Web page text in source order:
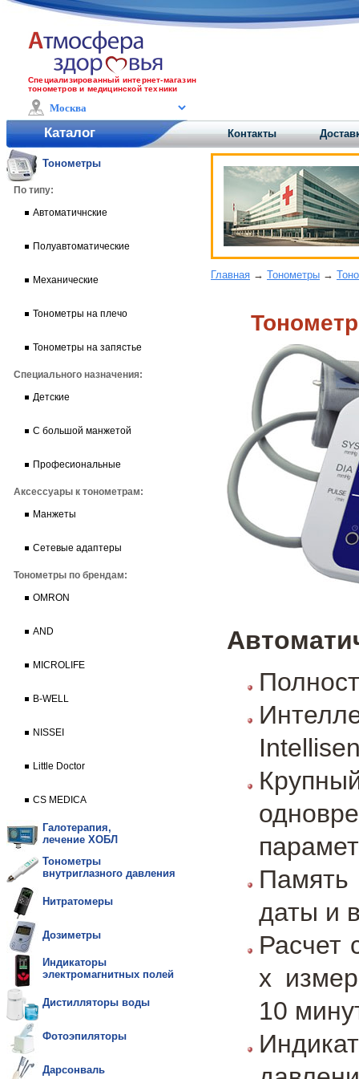
Специализированный интернет-магазин
тонометров и медицинской техники
Каталог Контакты
Тонометры
По типу:
Автоматичнские
Полуавтоматические
Механические
Тонометры на плечо
Тонометры на запястье
Специального назначения:
Детские
С большой манжетой
Професиональные
Аксессуары к тонометрам:
Манжеты
Сетевые адаптеры
Тонометры по брендам:
OMRON
AND
MICROLIFE
B-WELL
NISSEI
Little Doctor
CS MEDICA
Галотерапия,
лечение ХОБЛ
Тонометры
внутриглазного давления
Нитратомеры
Дозиметры
Индикаторы
электромагнитных полей
Дистилляторы воды
Фотоэпиляторы
Дарсонваль
Главная → Тонометры →
даты и
Расчет
х
10